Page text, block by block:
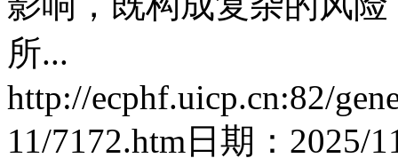
所...
http://ecphf.uicp.cn:82/
11/7172.htm 日期： 2025/